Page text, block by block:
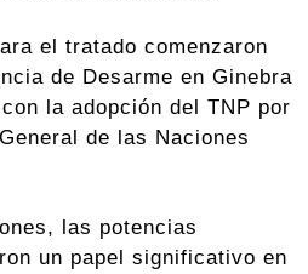
el tratado comenzaron
de Desarme en Ginebra
la adopción del TNP por
de las Naciones
las potencias
un papel significativo en